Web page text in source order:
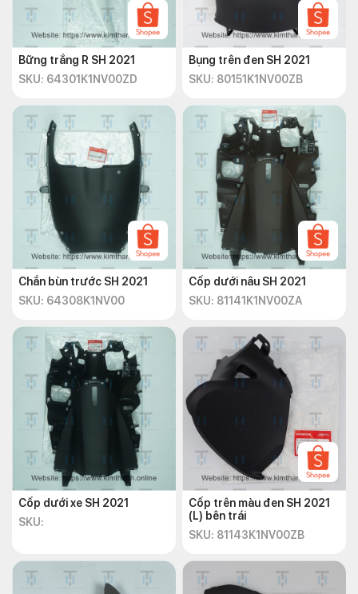
Bững trắng R SH 2021
SKU: 64301K1NV00ZD
Bụng trên đen SH 2021
SKU: 80151K1NV00ZB
Chắn bùn trước SH 2021
SKU: 64308K1NV00
Cốp dưới nâu SH 2021
SKU: 81141K1NV00ZA
Cốp dưới xe SH 2021
SKU:
Cốp trên màu đen SH 2021
(L) bên trái
SKU: 81143K1NV00ZB